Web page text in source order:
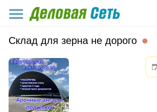
Склад для зерна не дорого